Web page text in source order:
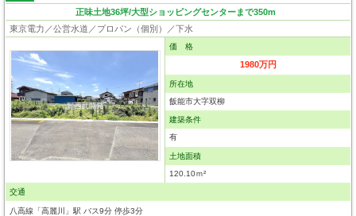
正味土地36坪/大型ショッピングセンターまで350m
東京電力／公営水道／プロパン（個別）／下水
価 格
1980万円
所在地
飯能市大字双柳
建築条件
有
土地面積
120.10ｍ²
交通
八高線「高麗川」駅 バス9分 停歩3分